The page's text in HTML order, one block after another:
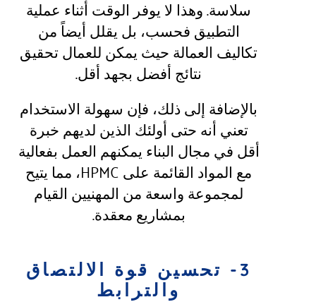
سلاسة. وهذا لا يوفر الوقت أثناء عملية
التطبيق فحسب، بل يقلل أيضاً من
تكاليف العمالة حيث يمكن للعمال تحقيق
نتائج أفضل بجهد أقل.
بالإضافة إلى ذلك، فإن سهولة الاستخدام
تعني أنه حتى أولئك الذين لديهم خبرة
أقل في مجال البناء يمكنهم العمل بفعالية
مع المواد القائمة على HPMC، مما يتيح
لمجموعة واسعة من المهنيين القيام
بمشاريع معقدة.
3- تحسين قوة الالتصاق
والترابط